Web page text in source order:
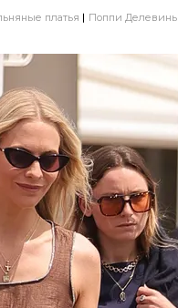
платья Поппи Делевинь